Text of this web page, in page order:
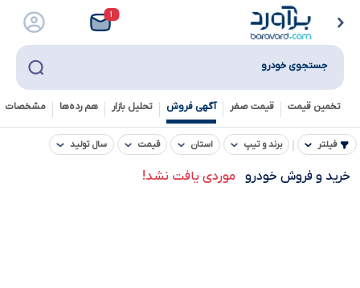
۱
جستجوی خودرو
تخمین قیمت قیمت صفر آگهی فروش تحلیل بازار هم رده‌ها‌ مشخصات
فیلتر برند و تیپ استان قیمت سال تولید
خرید و فروش خودرو موردی یافت نشد!